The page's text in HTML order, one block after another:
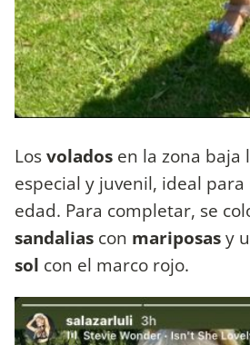
Losvolados en la zona baja
especial y juvenil, ideal para
edad. Para completar, se
sandalias con mariposasy
sol con el marco rojo.